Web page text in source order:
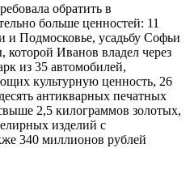
обратить в
больше ценностей: 11
и Подмосковье, усадьбу Софьи
Иванов владел через
из 35 автомобилей,
культурную ценность, 26
антикварных печатных
2,5 килограммов золотых,
изделий с
340 миллионов рублей